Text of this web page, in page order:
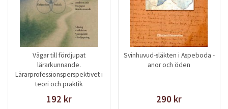
Vägar till fördjupat
lärarkunnande.
Lärarprofessionsperspektivet i
teori och praktik
192 kr
Svinhuvud-släkten i Aspeboda -
anor och öden
290 kr